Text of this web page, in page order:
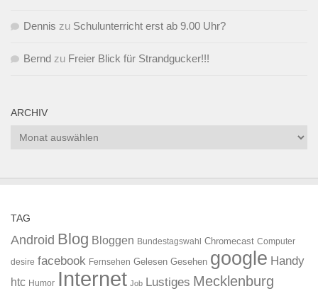
Dennis zu Schulunterricht erst ab 9.00 Uhr?
Bernd zu Freier Blick für Strandgucker!!!
ARCHIV
Archiv
TAG
Android Blog Bloggen Bundestagswahl Chromecast Computer
desire facebook Fernsehen Gelesen Gesehen google Handy
htc Humor Internet Job Lustiges Mecklenburg